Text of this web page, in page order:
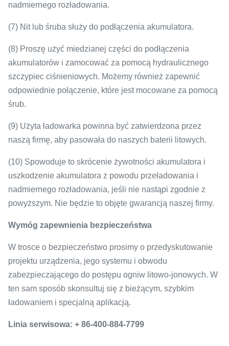
nadmiernego rozładowania.
(7) Nit lub śruba służy do podłączenia akumulatora.
(8) Proszę użyć miedzianej części do podłączenia
akumulatorów i zamocować za pomocą hydraulicznego
szczypiec ciśnieniowych. Możemy również zapewnić
odpowiednie połączenie, które jest mocowane za pomocą
śrub.
(9) Użyta ładowarka powinna być zatwierdzona przez
naszą firmę, aby pasowała do naszych baterii litowych.
(10) Spowoduje to skrócenie żywotności akumulatora i
uszkodzenie akumulatora z powodu przeładowania i
nadmiernego rozładowania, jeśli nie nastąpi zgodnie z
powyższym. Nie będzie to objęte gwarancją naszej firmy.
Wymóg zapewnienia bezpieczeństwa
W trosce o bezpieczeństwo prosimy o przedyskutowanie
projektu urządzenia, jego systemu i obwodu
zabezpieczającego do postępu ogniw litowo-jonowych. W
ten sam sposób skonsultuj się z bieżącym, szybkim
ładowaniem i specjalną aplikacją.
Linia serwisowa: + 86-400-884-7799